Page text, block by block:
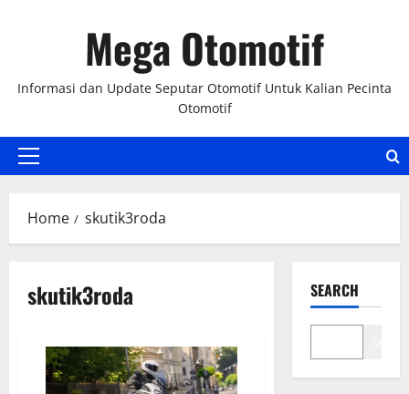
Mega Otomotif
Informasi dan Update Seputar Otomotif Untuk Kalian Pecinta
Otomotif
Primary
Home skutik3roda
skutik3roda SEARCH